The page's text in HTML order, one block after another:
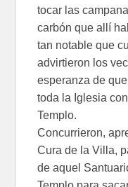
tocar las
carbón que allí
tan notable que
advirtieron los
esperanza de
toda la Iglesia
Templo.
Concurrieron,
Cura de la Villa,
de aquel